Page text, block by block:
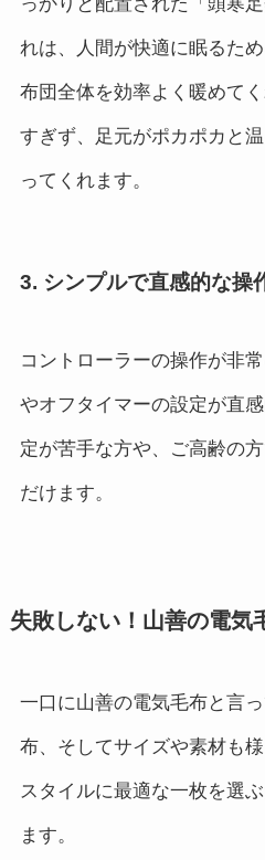
れは、人間が快適に眠るた
布団全体を効率よく暖めて
すぎず、足元がポカポカと
ってくれます。
3. シンプルで直感的な操
コントローラーの操作が非
やオフタイマーの設定が直
定が苦手な方や、ご高齢の
だけます。
失敗しない！山善の電気
一口に山善の電気毛布と言
布、そしてサイズや素材も
スタイルに最適な一枚を選
ます。